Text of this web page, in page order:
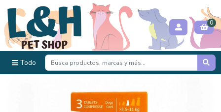
Todo
0